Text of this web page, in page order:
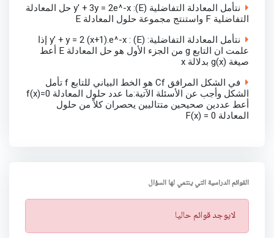
نتأمل المعادلة التفاضلية (E): y' + 3y = 2e^-x حل المعادلة
التفاضلية F واستنتج مجموعة حلول المعادلة E
نتأمل المعادلة التفاضلية: (E) : y’ + y = 2 (x+1).e^-x إذا
علمت ان التابع g من الجزء الأول هو حل المعادلة E أعط
صيغة g(x) بدلالة x
في الشكل المرافق Cf هو الخط البياني للتابع f تأمل
الشكل وأجب عن الأسئلة الآتية:ما عدد حلول المعادلة f(x)=0
أعط عددين صحيحين متتاليين يحصران كلاً من حلول
المعادلة F(x) = 0
القوائم الدراسية التي ينتمي لها السؤال
ت
ن
لايوجد قوائم حاليا